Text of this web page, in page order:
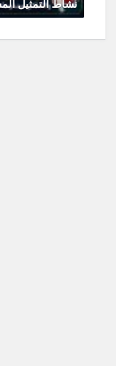
نشاط التمثيل